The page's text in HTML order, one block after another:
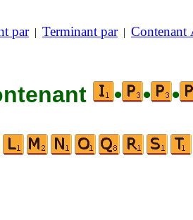
par| Terminant par| Contenant
• • •